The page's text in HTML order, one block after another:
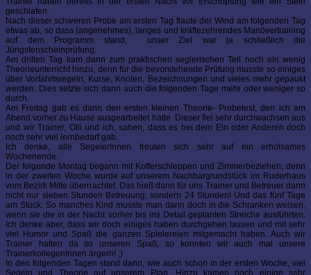
geschlafen.
Nach dieser schweren Probe am ersten Tag flaute der Wind am folgenden Tag
etwas ab, so dass (angenehmes), langes und kräftezehrendes Manövertraining
auf dem Programm stand, unser Ziel war ja schließlich die
Jüngstenscheinprüfung.
Am dritten Tag kam dann zum praktischen seglerischen Teil noch ein wenig
Theorieunterricht hinzu, denn für die bevorstehende Prüfung musste so einiges
über Vorfahrtsregeln, Kurse, Knoten, Bezeichnungen und vieles mehr gepaukt
werden. Dies setzte sich dann auch die folgenden Tage mehr oder weniger so
durch.
Am Freitag gab es dann den ersten kleinen Theorie- Probetest, den ich am
Abend vorher zu Hause ausgearbeitet hatte. Dieser fiel sehr durchwachsen aus
und wir Trainer, Olli und ich, sahen, dass es bei dem Ein oder Anderen doch
noch sehr viel lernbedarf gab.
Ich denke, alle SegelerInnen freuten sich sehr auf ein erholsames
Wochenende.
Der folgende Montag begann mit Kofferschleppen und Zimmerbeziehen, denn
in der zweiten Woche wurde auf unserem Nachbargrundstück im Ruderhaus
vom Bezirk Mitte übernachtet. Das hieß dann für uns Trainer und Betreuer dann
nicht nur sieben Stunden Betreuung, sondern 24 Stunden! Und das fünf Tage
am Stück. So manches Kind musste man dann doch in die Schranken weisen,
wenn sie die in der Nacht vorher bis ins Detail geplanten Streiche ausführten.
Ich denke aber, dass wir doch einiges haben durchgehen lassen und mit sehr
viel Humor und Spaß die ganzen Spielereien mitgemacht haben. Auch wir
Trainer hatten da so unseren Spaß, so konnten wir auch mal unsere
TrainerkollegenInnen ärgern! ;)
In den folgenden Tagen stand dann, wie auch schon in der ersten Woche, viel